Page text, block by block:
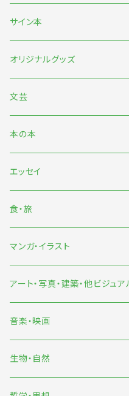
5月末〜伊藤紺『わたしのなか
7月『グッバイ・ハロー・ワール
サイン本
オリジナルグッズ
文芸
日本文芸
海外文芸
詩歌・短歌・俳句
本の本
エッセイ
食・旅
食
旅
マンガ・イラスト
マンガ
イラスト
雨宮ひかる
くまおり純
アート・写真・建築・他ビジュア
音楽・映画
生物・自然